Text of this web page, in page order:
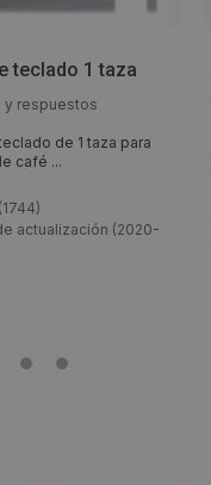
teclado 1 taza
y respuestos
de 1 taza para
café ...
actualización (2020-